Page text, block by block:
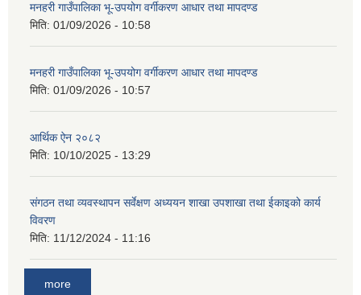
मनहरी गाउँपालिका भू-उपयोग वर्गीकरण आधार तथा मापदण्ड
मिति: 01/09/2026 - 10:58
मनहरी गाउँपालिका भू-उपयोग वर्गीकरण आधार तथा मापदण्ड
मिति: 01/09/2026 - 10:57
आर्थिक ऐन २०८२
मिति: 10/10/2025 - 13:29
संगठन तथा व्यवस्थापन सर्वेक्षण अध्ययन शाखा उपशाखा तथा ईकाइको कार्य
विवरण
मिति: 11/12/2024 - 11:16
more